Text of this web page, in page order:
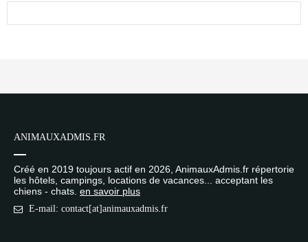
ANIMAUXADMIS.FR
Créé en 2019 toujours actif en 2026, AnimauxAdmis.fr répertorie
les hôtels, campings, locations de vacances... acceptant les
chiens - chats. en savoir plus
E-mail: contact[at]animauxadmis.fr